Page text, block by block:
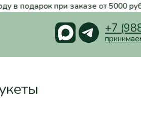
от 5000 руб. * Фото букета
принимаем заказы с 7:00
+7 (988) 320-36-